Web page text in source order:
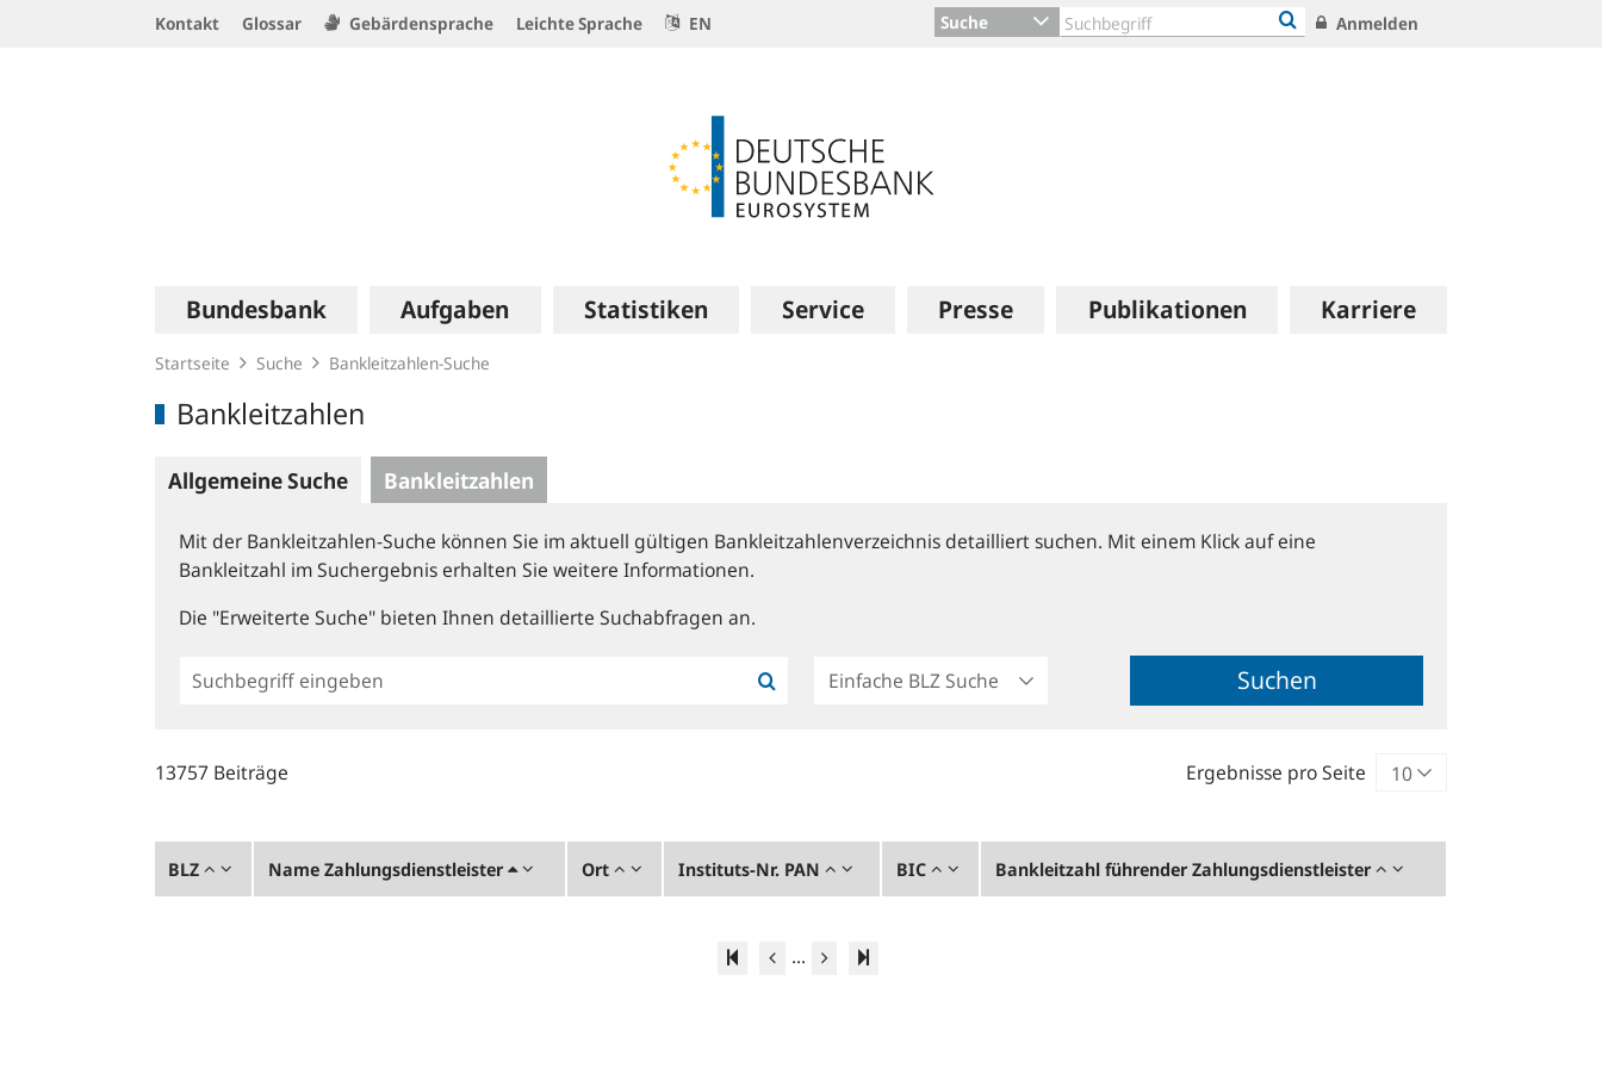
Kontakt Glossar Gebärdensprache Leichte Sprache EN Suche Anmelden
Hauptnavigation
Bundesbank Aufgaben Statistiken Service Presse Publikationen Karriere
Startseite Suche Bankleitzahlen-Suche
Bankleitzahlen
Allgemeine Suche Bankleitzahlen
Mit der Bankleitzahlen-Suche können Sie im aktuell gültigen Bankleitzahlenverzeichnis detailliert suchen. Mit einem Klick auf eine
Bankleitzahl im Suchergebnis erhalten Sie weitere Informationen.
Die "Erweiterte Suche" bieten Ihnen detaillierte Suchabfragen an.
Einfache
Suche
Suchen
13757 Beiträge Ergebnisse pro Seite
BLZ Name Zahlungsdienstleister Ort Instituts-Nr. PAN BIC Bankleitzahl führender Zahlungsdienstleister
...